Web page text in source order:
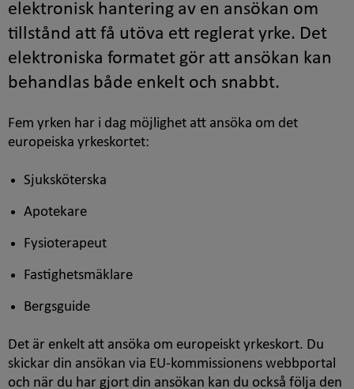
elektronisk hantering av en ansökan om
tillstånd att få utöva ett reglerat yrke. Det
elektroniska formatet gör att ansökan kan
behandlas både enkelt och snabbt.
Fem yrken har i dag möjlighet att ansöka om det
europeiska yrkeskortet:
Sjuksköterska
Apotekare
Fysioterapeut
Fastighetsmäklare
Bergsguide
Det är enkelt att ansöka om europeiskt yrkeskort. Du
skickar din ansökan via EU-kommissionens webbportal
och när du har gjort din ansökan kan du också följa den